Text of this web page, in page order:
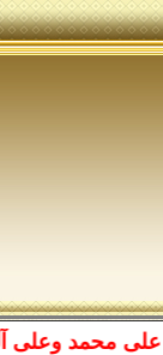
محمد وعلى آل